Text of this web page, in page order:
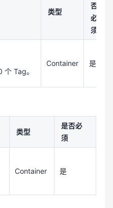
类型
否
必
须
Tag。
Container 是
类型
是否必
须
Container 是